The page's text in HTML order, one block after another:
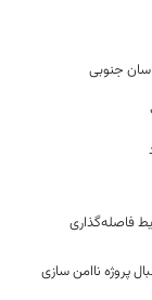
جنوبی
فاصله‌گذاری
پروژه ناامن سازی